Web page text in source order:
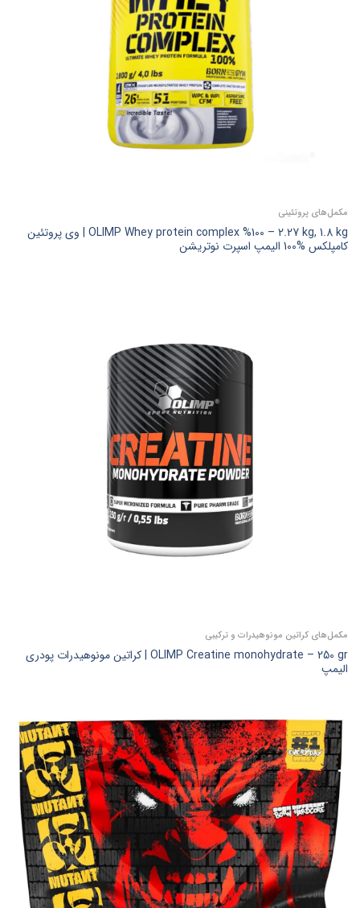
مکمل‌های پروتئینی
OLIMP Whey protein complex %100 – 2.27 kg, 1.8 kg | وی پروتئین
کامپلکس %100 الیمپ اسپرت نوتریشن
مکمل‌های کراتین مونوهیدرات و ترکیبی
OLIMP Creatine monohydrate – 250 gr | کراتین مونوهیدرات پودری
الیمپ